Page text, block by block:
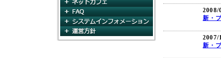
システムインフォメー
運営方針
2008/
新・
2007/
新・